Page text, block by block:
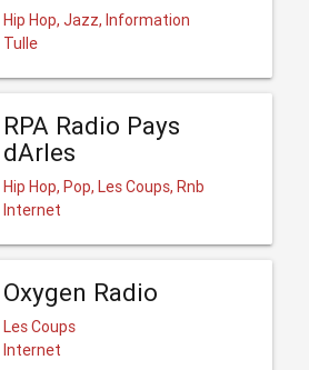
Hip Hop, Jazz, Information
Tulle
RPA Radio Pays
dArles
Hip Hop, Pop, Les Coups, Rnb
Internet
Oxygen Radio
Les Coups
Internet